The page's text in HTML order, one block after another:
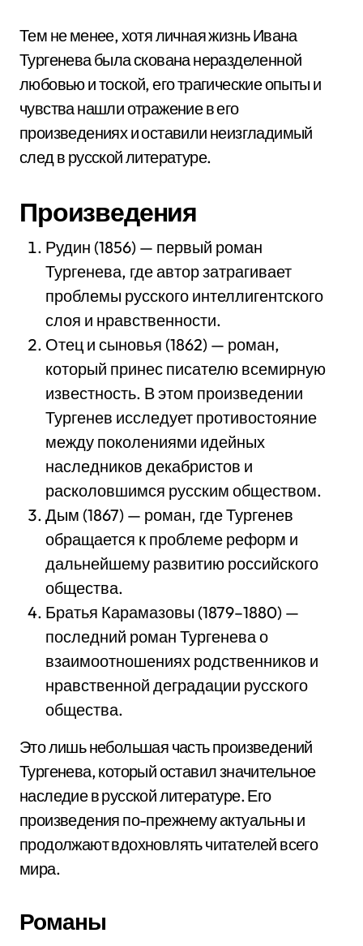
Тем не менее, хотя личная жизнь Ивана
Тургенева была скована неразделенной
любовью и тоской, его трагические опыты и
чувства нашли отражение в его
произведениях и оставили неизгладимый
след в русской литературе.
Произведения
Рудин (1856) — первый роман
Тургенева, где автор затрагивает
проблемы русского интеллигентского
слоя и нравственности.
Отец и сыновья (1862) — роман,
который принес писателю всемирную
известность. В этом произведении
Тургенев исследует противостояние
между поколениями идейных
наследников декабристов и
расколовшимся русским обществом.
Дым (1867) — роман, где Тургенев
обращается к проблеме реформ и
дальнейшему развитию российского
общества.
Братья Карамазовы (1879–1880) —
последний роман Тургенева о
взаимоотношениях родственников и
нравственной деградации русского
общества.
Это лишь небольшая часть произведений
Тургенева, который оставил значительное
наследие в русской литературе. Его
произведения по-прежнему актуальны и
продолжают вдохновлять читателей всего
мира.
Романы